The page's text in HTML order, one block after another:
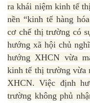
ra khái niệm kinh tế
nền “kinh tế hàng
cơ chế thị trường có
hướng xã hội chủ
hướng XHCN vừa
kinh tế thị trường vừa
XHCN. Việc định
trường không phủ